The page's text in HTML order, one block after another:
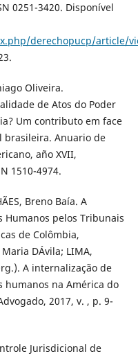
0251-3420. Disponível
derechopucp/article/
Oliveira.
de Atos do Poder
Um contributo em face
brasileira. Anuario de
año XVII,
1510-4974.
Breno Baía. A
Humanos pelos Tribunais
de Colômbia,
DÁvila; LIMA,
A internalização de
na América do
2017, v. , p. 9-
Jurisdicional de